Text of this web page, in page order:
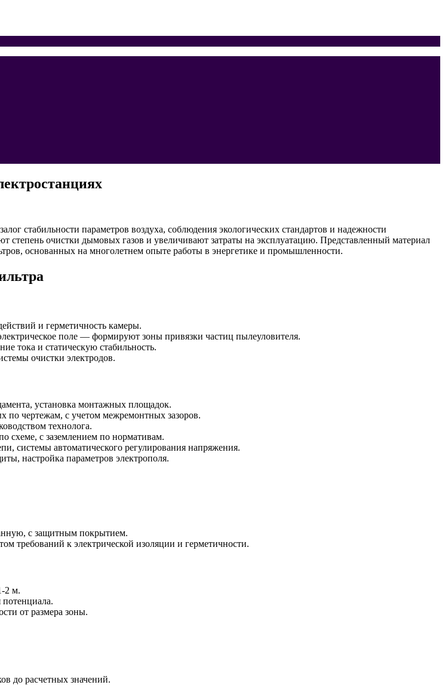
стабильности параметров воздуха, соблюдения экологических стандартов и надежности
очистки дымовых газов и увеличивают затраты на эксплуатацию. Представленный материал
основанных на многолетнем опыте работы в энергетике и промышленности.
и герметичность камеры.
поле — формируют зоны привязки частиц пылеуловителя.
тока и статическую стабильность.
очистки электродов.
установка монтажных площадок.
по чертежам, с учетом межремонтных зазоров.
технолога.
схеме, с заземлением по нормативам.
системы автоматического регулирования напряжения.
настройка параметров электрополя.
с защитным покрытием.
требований к электрической изоляции и герметичности.
2 м.
от размера зоны.
до расчетных значений.